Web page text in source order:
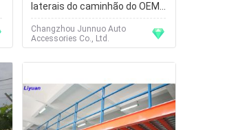
laterais do caminhão do OEM
com logotipo de aço
Changzhou Junnuo Auto
Accessories Co., Ltd.